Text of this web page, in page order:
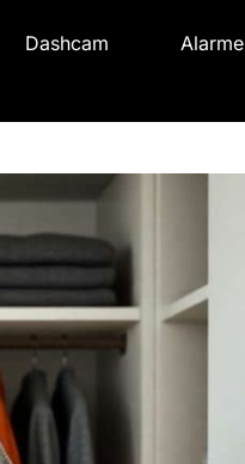
Dashcam Alarme